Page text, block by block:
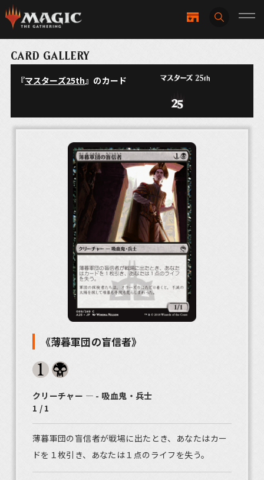
CARD GALLERY
『マスターズ25th』のカード
《薄暮軍団の盲信者》
クリーチャー ― - 吸血鬼・兵士
1 / 1
薄暮軍団の盲信者が戦場に出たとき、あなたはカー
ドを１枚引き、あなたは１点のライフを失う。